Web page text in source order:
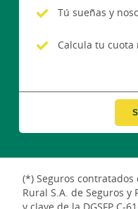
Tú sueñas y
Calcula tu
(*) Seguros contratados
Rural S.A. de Seguros y
y clave de la DGSFP C-